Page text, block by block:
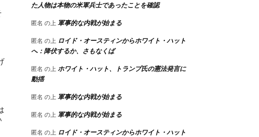
た人物は本物の米軍兵士であったことを確認
匿名 の上 軍事的な内戦が始まる
匿名 の上 ロイド・オースティンからホワイト・ハット
へ：降伏するか、さもなくば
匿名 の上 ホワイト・ハット、トランプ氏の憲法発言に
動揺
匿名 の上 軍事的な内戦が始まる
匿名 の上 軍事的な内戦が始まる
匿名 の上 ロイド・オースティンからホワイト・ハット